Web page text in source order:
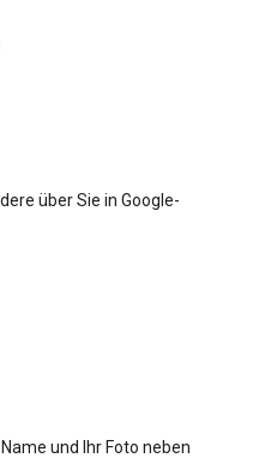
über Sie in Google-
und Ihr Foto neben